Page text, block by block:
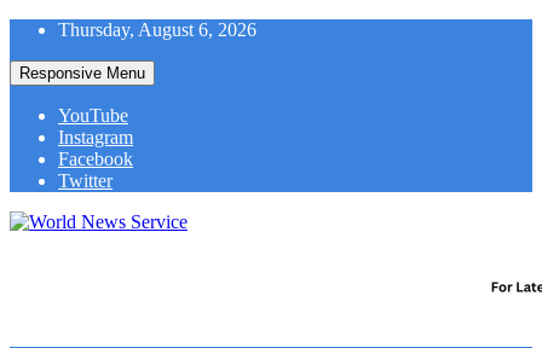
Skip
content
Thursday, August 6, 2026
Responsive Menu
YouTube
Instagram
Facebook
Twitter